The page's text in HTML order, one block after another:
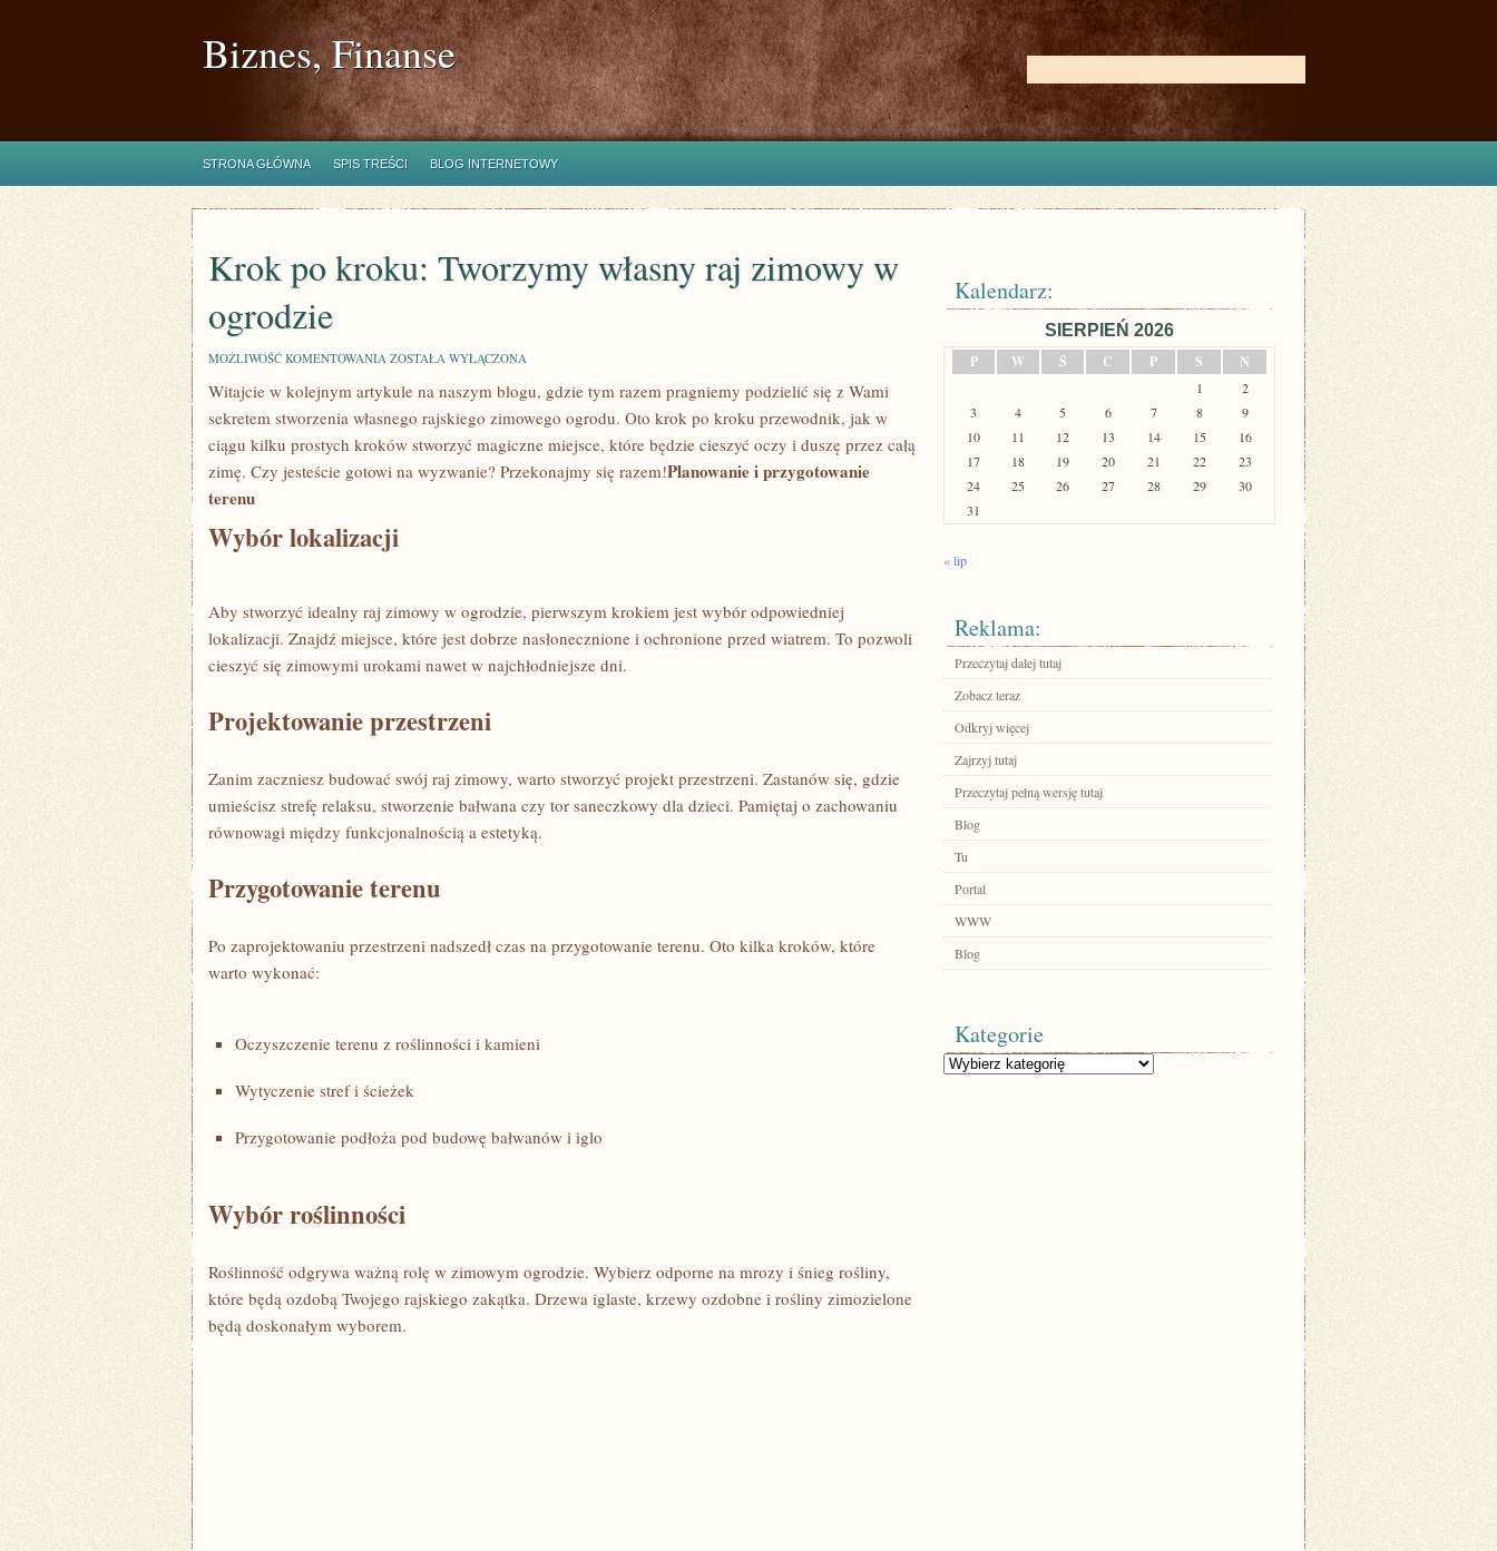
Biznes, Finanse
STRONA GŁÓWNA SPIS TREŚCI BLOG INTERNETOWY
Krok po kroku: Tworzymy własny raj zimowy w
ogrodzie
MOŻLIWOŚĆ KOMENTOWANIA KROK
KROKU:
WŁASNY
RAJ
W
ZOSTAŁA WYŁĄCZONA
Witajcie w kolejnym artykule na naszym ‍blogu, gdzie tym razem pragniemy podzielić się z Wami
sekretem stworzenia własnego rajskiego zimowego ogrodu. Oto krok po kroku przewodnik, jak w
ciągu kilku prostych ‌kroków​ stworzyć magiczne miejsce, które będzie cieszyć oczy i duszę przez całą
zimę. Czy jesteście gotowi na wyzwanie? Przekonajmy się razem!Planowanie i przygotowanie
terenu
Wybór lokalizacji
Aby stworzyć idealny raj zimowy w ogrodzie, pierwszym krokiem jest wybór odpowiedniej
lokalizacji. Znajdź⁣ miejsce, które jest dobrze nasłonecznione i ochronione przed ⁣wiatrem. To pozwoli
cieszyć się zimowymi urokami⁢ nawet w najchłodniejsze dni.
Projektowanie przestrzeni
Zanim zaczniesz budować swój raj⁣ zimowy,‌ warto stworzyć projekt przestrzeni. Zastanów się, ​gdzie
umieścisz strefę relaksu, stworzenie bałwana czy tor saneczkowy dla dzieci. Pamiętaj o zachowaniu⁤
równowagi‍ między funkcjonalnością a estetyką.
Przygotowanie terenu
Po zaprojektowaniu przestrzeni nadszedł czas na przygotowanie terenu. Oto kilka kroków, które
warto wykonać:
Oczyszczenie terenu z roślinności i kamieni
Wytyczenie stref i ścieżek
Przygotowanie podłoża pod budowę bałwanów i ⁣iglo
Wybór roślinności
Roślinność odgrywa ważną rolę⁤ w zimowym ogrodzie. Wybierz odporne na mrozy i śnieg rośliny,
które będą ⁤ozdobą Twojego rajskiego zakątka. Drzewa ‌iglaste, krzewy ‍ozdobne i rośliny zimozielone
będą doskonałym wyborem.
Kalendarz:
SIERPIEŃ 2026
P
W Ś C P S N
1
2
3
4 5 6 7 8
9
10
11 12 13 14 15
16
17
18 19 20 21 22
23
24
25 26 27 28 29
30
31
« lip
Reklama:
Przeczytaj dalej tutaj
Zobacz teraz
Odkryj więcej
Zajrzyj tutaj
Przeczytaj pełną wersję tutaj
Blog
Tu
Portal
WWW
Blog
Kategorie
Kategorie